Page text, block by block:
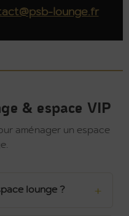
lounge.fr
& espace VIP
aménager un espace
lounge ?